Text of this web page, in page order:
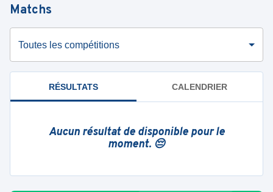
Matchs
Toutes les compétitions
RÉSULTATS CALENDRIER
Aucun résultat de disponible pour le
moment. 😔